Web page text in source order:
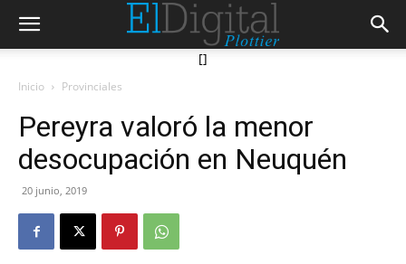
[]
Inicio Provinciales
Pereyra valoró la menor
desocupación en Neuquén
20 junio, 2019